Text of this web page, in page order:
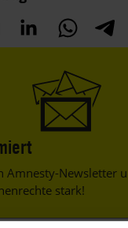
Amnesty-Newsletter
stark!